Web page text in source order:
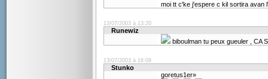
moi tt c'ke j'espere c kil sortira avan
13/07/2003 à 13:20
Runewiz
biboulman tu peux gueuler , CA
13/07/2003 à 16:09
Stunko
goretus1er­­»